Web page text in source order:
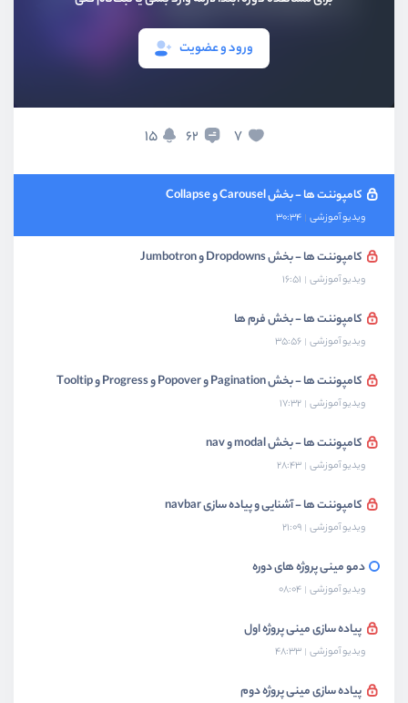
ورود و عضویت
7
62
15
کامپوننت ها - بخش buttons و button group
کامپوننت ها - بخش Cards
کامپوننت ها - بخش Carousel و Collapse
ویدیو آموزشی 30:34
کامپوننت ها - بخش Dropdowns و Jumbotron
ویدیو آموزشی 16:51
کامپوننت ها - بخش فرم ها
ویدیو آموزشی 35:56
کامپوننت ها - بخش Pagination و Popover و Progress و Tooltip
ویدیو آموزشی 17:32
کامپوننت ها - بخش modal و nav
ویدیو آموزشی 28:43
کامپوننت ها - آشنایی و پیاده سازی navbar
ویدیو آموزشی 21:09
دمو مینی پروژه های دوره
ویدیو آموزشی 08:04
پیاده سازی مینی پروژه اول
ویدیو آموزشی 48:33
پیاده سازی مینی پروژه دوم